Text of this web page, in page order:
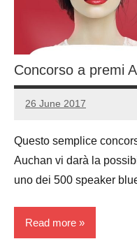
Concorso a premi
26 June 2017
Luca
No
Questo semplice
Auchan vi darà la
uno dei 500 speaker
Read more